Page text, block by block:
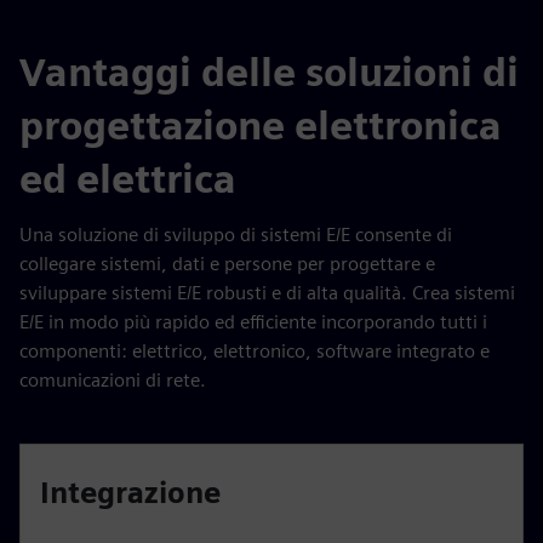
Vantaggi delle soluzioni di
progettazione elettronica
ed elettrica
Una soluzione di sviluppo di sistemi E/E consente di
collegare sistemi, dati e persone per progettare e
sviluppare sistemi E/E robusti e di alta qualità. Crea sistemi
E/E in modo più rapido ed efficiente incorporando tutti i
componenti: elettrico, elettronico, software integrato e
comunicazioni di rete.
Integrazione